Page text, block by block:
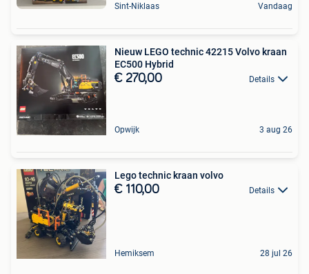
Sint-Niklaas Vandaag
Nieuw LEGO technic 42215 Volvo kraan
EC500 Hybrid
€ 270,00 Details
Opwijk 3 aug 26
Lego technic kraan volvo
€ 110,00 Details
Hemiksem 28 jul 26